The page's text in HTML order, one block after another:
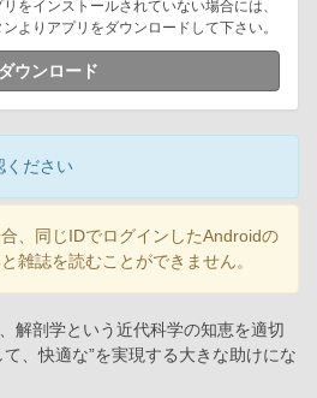
をインストールされていない場合には、
よりアプリをダウンロードして下さい。
ダウンロード
ください
、同じIDでログインしたAndroidの
雑誌を読むことができません。
解剖学という近代科学の知恵を適切
、快適な”を実現する大きな助けにな